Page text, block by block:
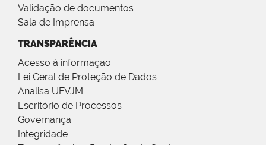
Validação de documentos
Sala de Imprensa
TRANSPARÊNCIA
Acesso à informação
Lei Geral de Proteção de Dados
Analisa UFVJM
Escritório de Processos
Governança
Integridade